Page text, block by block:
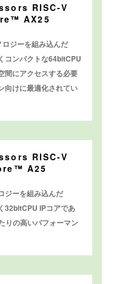
RISC-V
AX25
ジーを組み込んだ
ンパクトな64bitCPU
間にアクセスする必要
向けに最適化されてい
RISC-V
A25
ーを組み込んだ
32bitCPU IPコアであ
りの高いパフォーマン